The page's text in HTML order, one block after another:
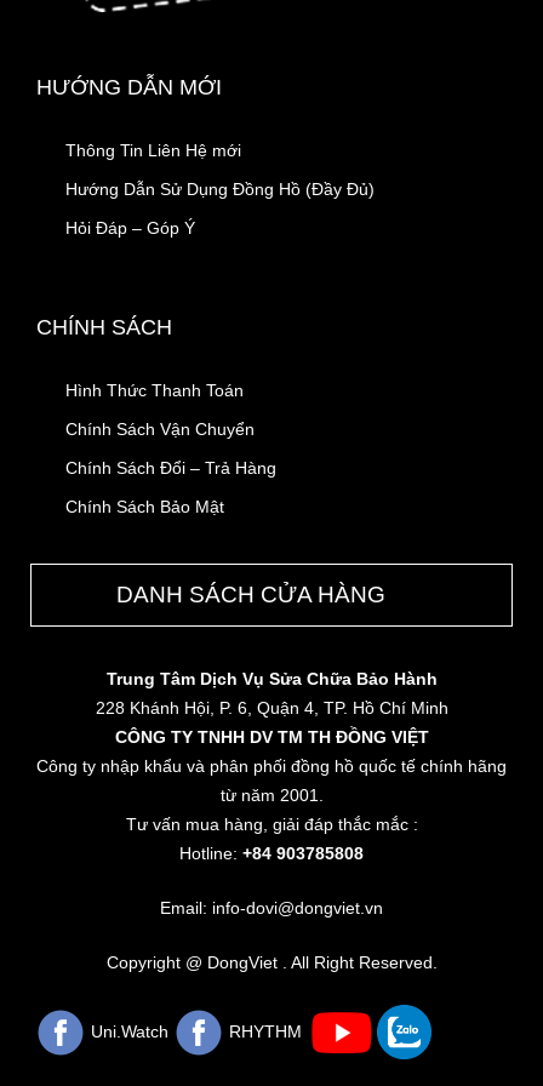
HƯỚNG DẪN MỚI
Thông Tin Liên Hệ mới
Hướng Dẫn Sử Dụng Đồng Hồ (Đầy Đủ)
Hỏi Đáp – Góp Ý
CHÍNH SÁCH
Hình Thức Thanh Toán
Chính Sách Vận Chuyển
Chính Sách Đổi – Trả Hàng
Chính Sách Bảo Mật
DANH SÁCH CỬA HÀNG
Trung Tâm Dịch Vụ Sửa Chữa Bảo Hành
228 Khánh Hội, P. 6, Quận 4, TP. Hồ Chí Minh
CÔNG TY TNHH DV TM TH ĐỒNG VIỆT
Công ty nhập khẩu và phân phối đồng hồ quốc tế chính hãng
từ năm 2001.
Tư vấn mua hàng, giải đáp thắc mắc :
Hotline: +84 903785808
Email: info-dovi@dongviet.vn
Copyright @ DongViet . All Right Reserved.
Uni.Watch RHYTHM